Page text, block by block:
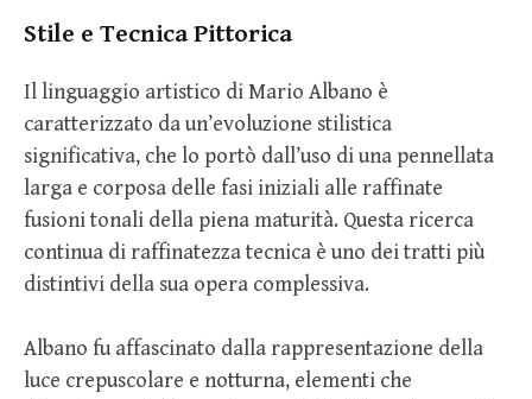
Stile e Tecnica Pittorica
Il linguaggio artistico di Mario Albano è
caratterizzato da un’evoluzione stilistica
significativa, che lo portò dall’uso di una pennellata
larga e corposa delle fasi iniziali alle raffinate
fusioni tonali della piena maturità. Questa ricerca
continua di raffinatezza tecnica è uno dei tratti più
distintivi della sua opera complessiva.
Albano fu affascinato dalla rappresentazione della
luce crepuscolare e notturna, elementi che